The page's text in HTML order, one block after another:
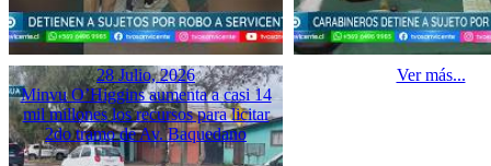
28 Julio, 2026
Minvu O’Higgins aumenta a casi 14
mil millones los recursos para licitar
2do tramo de Av. Baquedano
Ver más...